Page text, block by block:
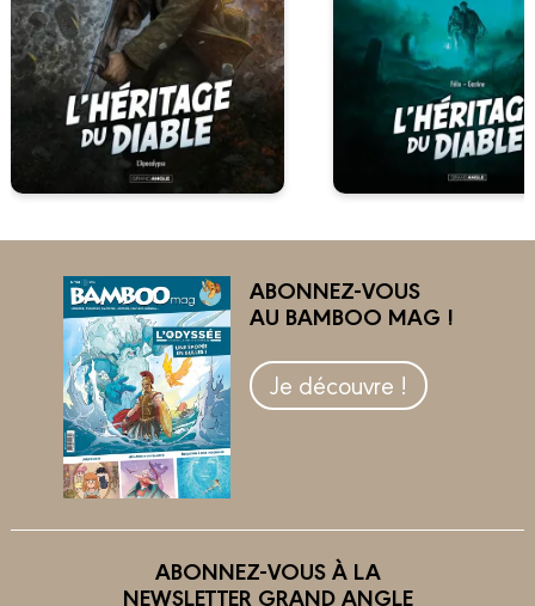
ABONNEZ-VOUS
AU BAMBOO MAG !
Je découvre !
ABONNEZ-VOUS À LA
NEWSLETTER GRAND ANGLE